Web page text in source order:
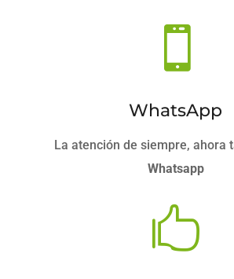

WhatsApp
La atención de siempre, ahora
Whatsapp
